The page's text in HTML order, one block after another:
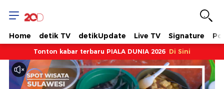
Home detik TV detikUpdate Live TV Signature
Tonton kabar terbaru PIALA DUNIA 2026 Di Sini